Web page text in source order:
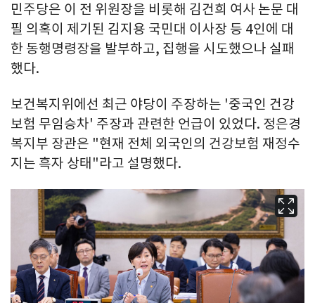
민주당은 이 전 위원장을 비롯해 김건희 여사 논문 대
필 의혹이 제기된 김지용 국민대 이사장 등 4인에 대
한 동행명령장을 발부하고, 집행을 시도했으나 실패
했다.
보건복지위에선 최근 야당이 주장하는 '중국인 건강
보험 무임승차' 주장과 관련한 언급이 있었다. 정은경
복지부 장관은 "현재 전체 외국인의 건강보험 재정수
지는 흑자 상태"라고 설명했다.